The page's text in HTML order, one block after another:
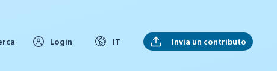
Login IT Invia un contributo